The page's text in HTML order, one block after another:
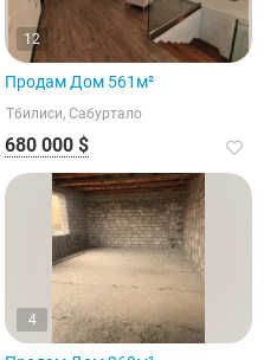
12
Продам Дом 561м²
Тбилиси, Сабуртало
680 000 $
4